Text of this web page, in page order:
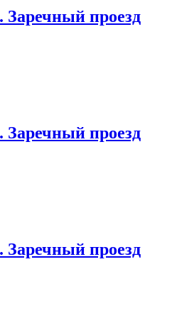
проезд
проезд
проезд